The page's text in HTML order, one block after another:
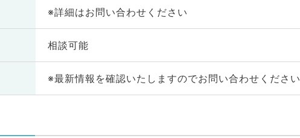
※詳細はお問い合わせください
相談可能
※最新情報を確認いたしますのでお問い合わせください